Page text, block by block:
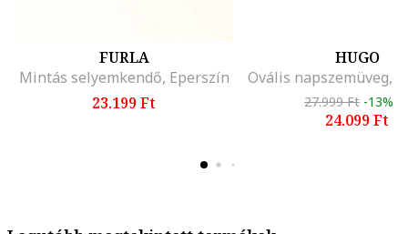
FURLA
Mintás selyemkendő, Eperszín
23.199 Ft
HUGO
27.999 Ft -13%
24.099 Ft